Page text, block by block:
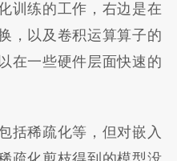
训练的工作，右边是在
，以及卷积运算算子的
在一些硬件层面快速的
括稀疏化等，但对嵌入